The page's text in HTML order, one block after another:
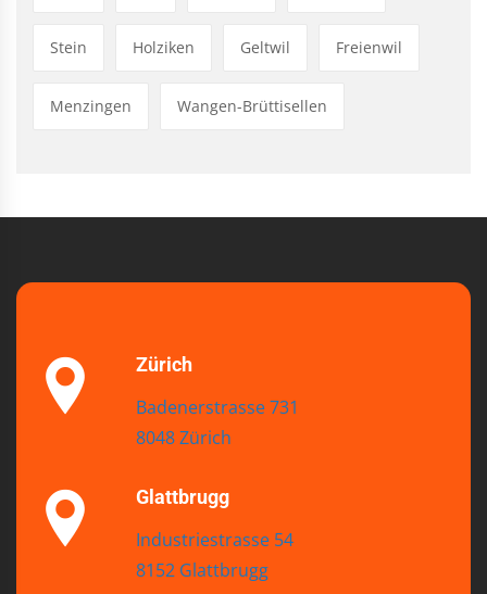
Stein Holziken Geltwil Freienwil
Menzingen Wangen-Brüttisellen
Zürich
Badenerstrasse 731
8048 Zürich
Glattbrugg
Industriestrasse 54
8152 Glattbrugg